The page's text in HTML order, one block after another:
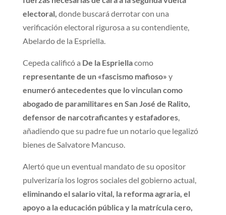
electoral, donde buscará derrotar con una
verificación electoral rigurosa a su contendiente,
Abelardo de la Espriella.
Cepeda calificó a De la Espriellacomo
representante de un «fascismo mafioso» y
enumeró antecedentes que lo vinculan como
abogado de paramilitares en San José de Ralito,
defensor de narcotraficantes y estafadores,
añadiendo que su padre fue un notario que legalizó
bienes de Salvatore Mancuso.
Alertó que un eventual mandato de su opositor
pulverizaría los logros sociales del gobierno actual,
eliminando el salario vital, la reforma agraria, el
apoyo a la educación pública y la matrícula cero,